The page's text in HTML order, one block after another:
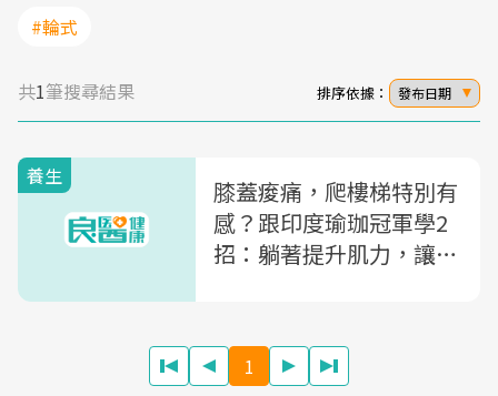
#輪式
共1筆搜尋結果 排序依據： 發布日期
養生
膝蓋痠痛，爬樓梯特別有
感？跟印度瑜珈冠軍學2
招：躺著提升肌力，讓關
1